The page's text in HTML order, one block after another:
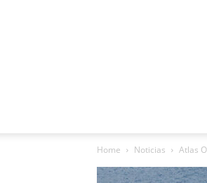
Home Noticias Atlas